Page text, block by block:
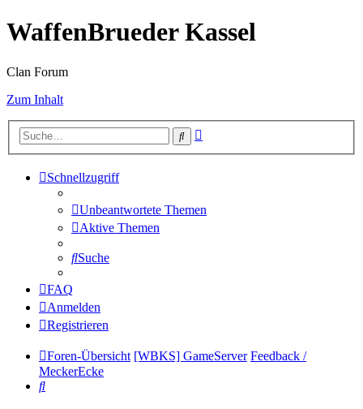
WaffenBrueder Kassel
Clan Forum
Zum Inhalt
Suche
Schnellzugriff
Unbeantwortete Themen
Aktive Themen
Suche
FAQ
Anmelden
Registrieren
Foren-Übersicht [WBKS] GameServer Feedback /
MeckerEcke
Suche